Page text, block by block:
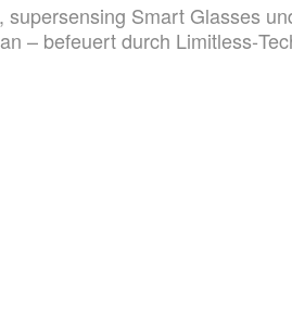
Smart Glasses
– befeuert durch